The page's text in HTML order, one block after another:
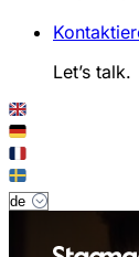
Let’s talk.